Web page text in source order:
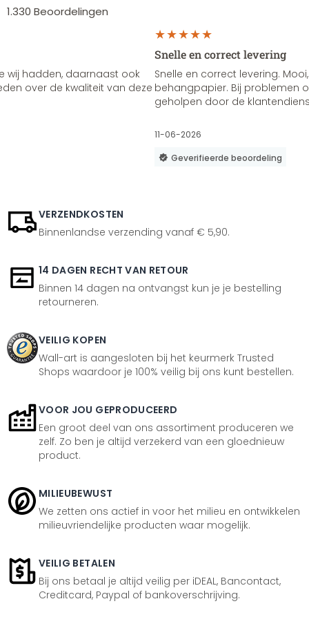
1.330 Beoordelingen
wij hadden, daarnaast ook
over de kwaliteit van deze
Snelle en correct levering
Snelle en correct levering.
behangpapier. Bij problemen
geholpen door de
11-06-2026
Geverifieerde beoordeling
VERZENDKOSTEN
Binnenlandse verzending vanaf € 5,90.
14 DAGEN RECHT VAN RETOUR
Binnen 14 dagen na ontvangst kun je je bestelling
retourneren.
VEILIG KOPEN
Wall-art is aangesloten bij het keurmerk Trusted
Shops waardoor je 100% veilig bij ons kunt bestellen.
VOOR JOU GEPRODUCEERD
Een groot deel van ons assortiment produceren we
zelf. Zo ben je altijd verzekerd van een gloednieuw
product.
MILIEUBEWUST
We zetten ons actief in voor het milieu en ontwikkelen
milieuvriendelijke producten waar mogelijk.
VEILIG BETALEN
Bij ons betaal je altijd veilig per iDEAL, Bancontact,
Creditcard, Paypal of bankoverschrijving.